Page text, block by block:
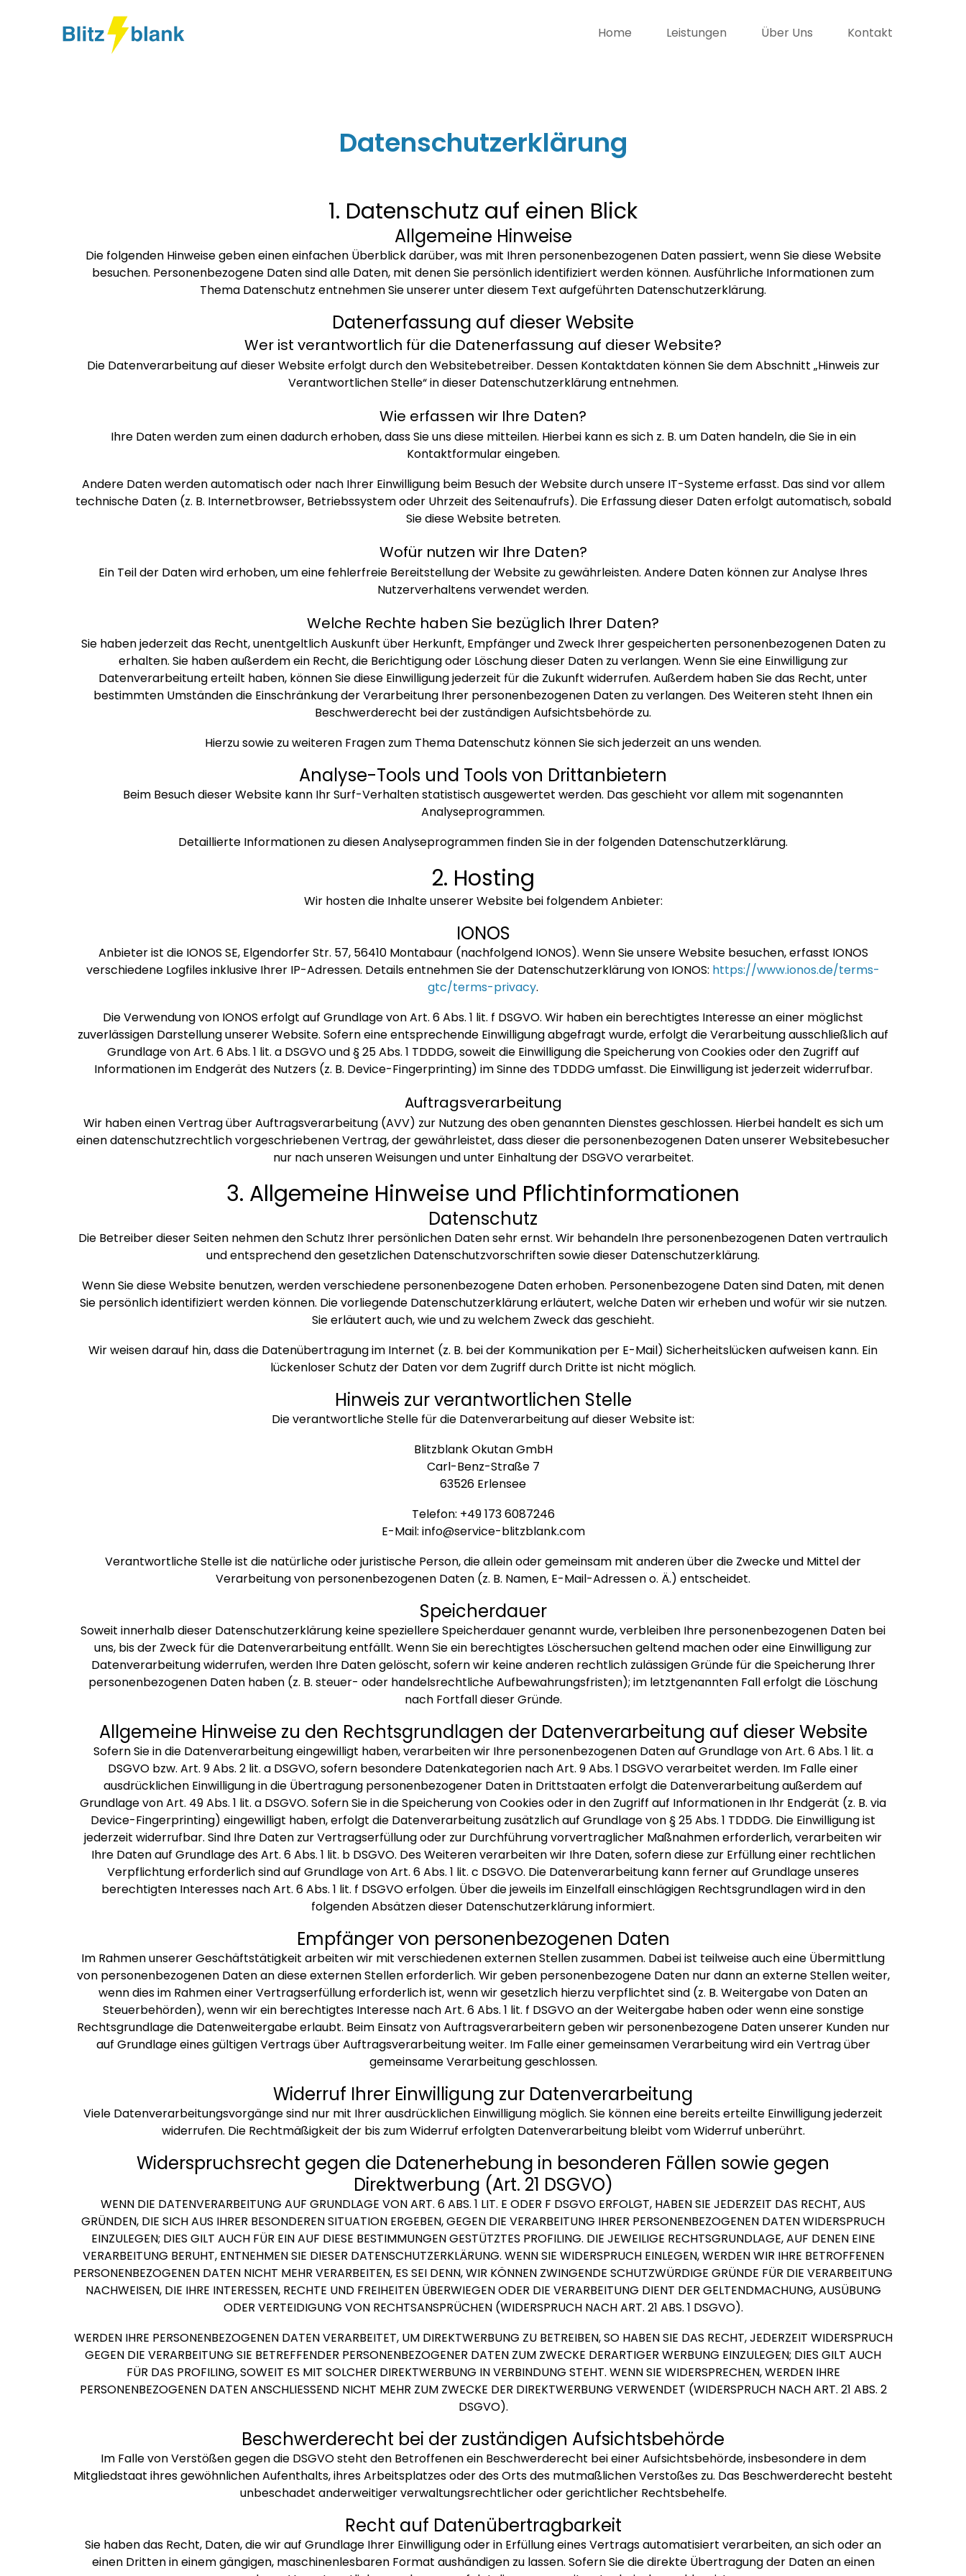
Home Leistungen Über Uns Kontakt
Datenschutzerklärung
1. Datenschutz auf einen Blick
Allgemeine Hinweise
Die folgenden Hinweise geben einen einfachen Überblick darüber, was mit Ihren personenbezogenen Daten passiert, wenn Sie diese Website
besuchen. Personenbezogene Daten sind alle Daten, mit denen Sie persönlich identifiziert werden können. Ausführliche Informationen zum
Thema Datenschutz entnehmen Sie unserer unter diesem Text aufgeführten Datenschutzerklärung.
Datenerfassung auf dieser Website
Wer ist verantwortlich für die Datenerfassung auf dieser Website?
Die Datenverarbeitung auf dieser Website erfolgt durch den Websitebetreiber. Dessen Kontaktdaten können Sie dem Abschnitt „Hinweis zur
Verantwortlichen Stelle“ in dieser Datenschutzerklärung entnehmen.
Wie erfassen wir Ihre Daten?
Ihre Daten werden zum einen dadurch erhoben, dass Sie uns diese mitteilen. Hierbei kann es sich z. B. um Daten handeln, die Sie in ein
Kontaktformular eingeben.
Andere Daten werden automatisch oder nach Ihrer Einwilligung beim Besuch der Website durch unsere IT-Systeme erfasst. Das sind vor allem
technische Daten (z. B. Internetbrowser, Betriebssystem oder Uhrzeit des Seitenaufrufs). Die Erfassung dieser Daten erfolgt automatisch, sobald
Sie diese Website betreten.
Wofür nutzen wir Ihre Daten?
Ein Teil der Daten wird erhoben, um eine fehlerfreie Bereitstellung der Website zu gewährleisten. Andere Daten können zur Analyse Ihres
Nutzerverhaltens verwendet werden.
Welche Rechte haben Sie bezüglich Ihrer Daten?
Sie haben jederzeit das Recht, unentgeltlich Auskunft über Herkunft, Empfänger und Zweck Ihrer gespeicherten personenbezogenen Daten zu
erhalten. Sie haben außerdem ein Recht, die Berichtigung oder Löschung dieser Daten zu verlangen. Wenn Sie eine Einwilligung zur
Datenverarbeitung erteilt haben, können Sie diese Einwilligung jederzeit für die Zukunft widerrufen. Außerdem haben Sie das Recht, unter
bestimmten Umständen die Einschränkung der Verarbeitung Ihrer personenbezogenen Daten zu verlangen. Des Weiteren steht Ihnen ein
Beschwerderecht bei der zuständigen Aufsichtsbehörde zu.
Hierzu sowie zu weiteren Fragen zum Thema Datenschutz können Sie sich jederzeit an uns wenden.
Analyse-Tools und Tools von Dritt­anbietern
Beim Besuch dieser Website kann Ihr Surf-Verhalten statistisch ausgewertet werden. Das geschieht vor allem mit sogenannten
Analyseprogrammen.
Detaillierte Informationen zu diesen Analyseprogrammen finden Sie in der folgenden Datenschutzerklärung.
2. Hosting
Wir hosten die Inhalte unserer Website bei folgendem Anbieter:
IONOS
Anbieter ist die IONOS SE, Elgendorfer Str. 57, 56410 Montabaur (nachfolgend IONOS). Wenn Sie unsere Website besuchen, erfasst IONOS
verschiedene Logfiles inklusive Ihrer IP-Adressen. Details entnehmen Sie der Datenschutzerklärung von IONOS: https://www.ionos.de/terms-
gtc/terms-privacy.
Die Verwendung von IONOS erfolgt auf Grundlage von Art. 6 Abs. 1 lit. f DSGVO. Wir haben ein berechtigtes Interesse an einer möglichst
zuverlässigen Darstellung unserer Website. Sofern eine entsprechende Einwilligung abgefragt wurde, erfolgt die Verarbeitung ausschließlich auf
Grundlage von Art. 6 Abs. 1 lit. a DSGVO und § 25 Abs. 1 TDDDG, soweit die Einwilligung die Speicherung von Cookies oder den Zugriff auf
Informationen im Endgerät des Nutzers (z. B. Device-Fingerprinting) im Sinne des TDDDG umfasst. Die Einwilligung ist jederzeit widerrufbar.
Auftragsverarbeitung
Wir haben einen Vertrag über Auftragsverarbeitung (AVV) zur Nutzung des oben genannten Dienstes geschlossen. Hierbei handelt es sich um
einen datenschutzrechtlich vorgeschriebenen Vertrag, der gewährleistet, dass dieser die personenbezogenen Daten unserer Websitebesucher
nur nach unseren Weisungen und unter Einhaltung der DSGVO verarbeitet.
3. Allgemeine Hinweise und Pflicht­informationen
Datenschutz
Die Betreiber dieser Seiten nehmen den Schutz Ihrer persönlichen Daten sehr ernst. Wir behandeln Ihre personenbezogenen Daten vertraulich
und entsprechend den gesetzlichen Datenschutzvorschriften sowie dieser Datenschutzerklärung.
Wenn Sie diese Website benutzen, werden verschiedene personenbezogene Daten erhoben. Personenbezogene Daten sind Daten, mit denen
Sie persönlich identifiziert werden können. Die vorliegende Datenschutzerklärung erläutert, welche Daten wir erheben und wofür wir sie nutzen.
Sie erläutert auch, wie und zu welchem Zweck das geschieht.
Wir weisen darauf hin, dass die Datenübertragung im Internet (z. B. bei der Kommunikation per E-Mail) Sicherheitslücken aufweisen kann. Ein
lückenloser Schutz der Daten vor dem Zugriff durch Dritte ist nicht möglich.
Hinweis zur verantwortlichen Stelle
Die verantwortliche Stelle für die Datenverarbeitung auf dieser Website ist:
Blitzblank Okutan GmbH
Carl-Benz-Straße 7
63526 Erlensee
Telefon: +49 173 6087246
E-Mail: info@service-blitzblank.com
Verantwortliche Stelle ist die natürliche oder juristische Person, die allein oder gemeinsam mit anderen über die Zwecke und Mittel der
Verarbeitung von personenbezogenen Daten (z. B. Namen, E-Mail-Adressen o. Ä.) entscheidet.
Speicherdauer
Soweit innerhalb dieser Datenschutzerklärung keine speziellere Speicherdauer genannt wurde, verbleiben Ihre personenbezogenen Daten bei
uns, bis der Zweck für die Datenverarbeitung entfällt. Wenn Sie ein berechtigtes Löschersuchen geltend machen oder eine Einwilligung zur
Datenverarbeitung widerrufen, werden Ihre Daten gelöscht, sofern wir keine anderen rechtlich zulässigen Gründe für die Speicherung Ihrer
personenbezogenen Daten haben (z. B. steuer- oder handelsrechtliche Aufbewahrungsfristen); im letztgenannten Fall erfolgt die Löschung
nach Fortfall dieser Gründe.
Allgemeine Hinweise zu den Rechtsgrundlagen der Datenverarbeitung auf dieser Website
Sofern Sie in die Datenverarbeitung eingewilligt haben, verarbeiten wir Ihre personenbezogenen Daten auf Grundlage von Art. 6 Abs. 1 lit. a
DSGVO bzw. Art. 9 Abs. 2 lit. a DSGVO, sofern besondere Datenkategorien nach Art. 9 Abs. 1 DSGVO verarbeitet werden. Im Falle einer
ausdrücklichen Einwilligung in die Übertragung personenbezogener Daten in Drittstaaten erfolgt die Datenverarbeitung außerdem auf
Grundlage von Art. 49 Abs. 1 lit. a DSGVO. Sofern Sie in die Speicherung von Cookies oder in den Zugriff auf Informationen in Ihr Endgerät (z. B. via
Device-Fingerprinting) eingewilligt haben, erfolgt die Datenverarbeitung zusätzlich auf Grundlage von § 25 Abs. 1 TDDDG. Die Einwilligung ist
jederzeit widerrufbar. Sind Ihre Daten zur Vertragserfüllung oder zur Durchführung vorvertraglicher Maßnahmen erforderlich, verarbeiten wir
Ihre Daten auf Grundlage des Art. 6 Abs. 1 lit. b DSGVO. Des Weiteren verarbeiten wir Ihre Daten, sofern diese zur Erfüllung einer rechtlichen
Verpflichtung erforderlich sind auf Grundlage von Art. 6 Abs. 1 lit. c DSGVO. Die Datenverarbeitung kann ferner auf Grundlage unseres
berechtigten Interesses nach Art. 6 Abs. 1 lit. f DSGVO erfolgen. Über die jeweils im Einzelfall einschlägigen Rechtsgrundlagen wird in den
folgenden Absätzen dieser Datenschutzerklärung informiert.
Empfänger von personenbezogenen Daten
Im Rahmen unserer Geschäftstätigkeit arbeiten wir mit verschiedenen externen Stellen zusammen. Dabei ist teilweise auch eine Übermittlung
von personenbezogenen Daten an diese externen Stellen erforderlich. Wir geben personenbezogene Daten nur dann an externe Stellen weiter,
wenn dies im Rahmen einer Vertragserfüllung erforderlich ist, wenn wir gesetzlich hierzu verpflichtet sind (z. B. Weitergabe von Daten an
Steuerbehörden), wenn wir ein berechtigtes Interesse nach Art. 6 Abs. 1 lit. f DSGVO an der Weitergabe haben oder wenn eine sonstige
Rechtsgrundlage die Datenweitergabe erlaubt. Beim Einsatz von Auftragsverarbeitern geben wir personenbezogene Daten unserer Kunden nur
auf Grundlage eines gültigen Vertrags über Auftragsverarbeitung weiter. Im Falle einer gemeinsamen Verarbeitung wird ein Vertrag über
gemeinsame Verarbeitung geschlossen.
Widerruf Ihrer Einwilligung zur Datenverarbeitung
Viele Datenverarbeitungsvorgänge sind nur mit Ihrer ausdrücklichen Einwilligung möglich. Sie können eine bereits erteilte Einwilligung jederzeit
widerrufen. Die Rechtmäßigkeit der bis zum Widerruf erfolgten Datenverarbeitung bleibt vom Widerruf unberührt.
Widerspruchsrecht gegen die Datenerhebung in besonderen Fällen sowie gegen
Direktwerbung (Art. 21 DSGVO)
WENN DIE DATENVERARBEITUNG AUF GRUNDLAGE VON ART. 6 ABS. 1 LIT. E ODER F DSGVO ERFOLGT, HABEN SIE JEDERZEIT DAS RECHT, AUS
GRÜNDEN, DIE SICH AUS IHRER BESONDEREN SITUATION ERGEBEN, GEGEN DIE VERARBEITUNG IHRER PERSONENBEZOGENEN DATEN WIDERSPRUCH
EINZULEGEN; DIES GILT AUCH FÜR EIN AUF DIESE BESTIMMUNGEN GESTÜTZTES PROFILING. DIE JEWEILIGE RECHTSGRUNDLAGE, AUF DENEN EINE
VERARBEITUNG BERUHT, ENTNEHMEN SIE DIESER DATENSCHUTZERKLÄRUNG. WENN SIE WIDERSPRUCH EINLEGEN, WERDEN WIR IHRE BETROFFENEN
PERSONENBEZOGENEN DATEN NICHT MEHR VERARBEITEN, ES SEI DENN, WIR KÖNNEN ZWINGENDE SCHUTZWÜRDIGE GRÜNDE FÜR DIE VERARBEITUNG
NACHWEISEN, DIE IHRE INTERESSEN, RECHTE UND FREIHEITEN ÜBERWIEGEN ODER DIE VERARBEITUNG DIENT DER GELTENDMACHUNG, AUSÜBUNG
ODER VERTEIDIGUNG VON RECHTSANSPRÜCHEN (WIDERSPRUCH NACH ART. 21 ABS. 1 DSGVO).
WERDEN IHRE PERSONENBEZOGENEN DATEN VERARBEITET, UM DIREKTWERBUNG ZU BETREIBEN, SO HABEN SIE DAS RECHT, JEDERZEIT WIDERSPRUCH
GEGEN DIE VERARBEITUNG SIE BETREFFENDER PERSONENBEZOGENER DATEN ZUM ZWECKE DERARTIGER WERBUNG EINZULEGEN; DIES GILT AUCH
FÜR DAS PROFILING, SOWEIT ES MIT SOLCHER DIREKTWERBUNG IN VERBINDUNG STEHT. WENN SIE WIDERSPRECHEN, WERDEN IHRE
PERSONENBEZOGENEN DATEN ANSCHLIESSEND NICHT MEHR ZUM ZWECKE DER DIREKTWERBUNG VERWENDET (WIDERSPRUCH NACH ART. 21 ABS. 2
DSGVO).
Beschwerde­recht bei der zuständigen Aufsichts­behörde
Im Falle von Verstößen gegen die DSGVO steht den Betroffenen ein Beschwerderecht bei einer Aufsichtsbehörde, insbesondere in dem
Mitgliedstaat ihres gewöhnlichen Aufenthalts, ihres Arbeitsplatzes oder des Orts des mutmaßlichen Verstoßes zu. Das Beschwerderecht besteht
unbeschadet anderweitiger verwaltungsrechtlicher oder gerichtlicher Rechtsbehelfe.
Recht auf Daten­übertrag­barkeit
Sie haben das Recht, Daten, die wir auf Grundlage Ihrer Einwilligung oder in Erfüllung eines Vertrags automatisiert verarbeiten, an sich oder an
einen Dritten in einem gängigen, maschinenlesbaren Format aushändigen zu lassen. Sofern Sie die direkte Übertragung der Daten an einen